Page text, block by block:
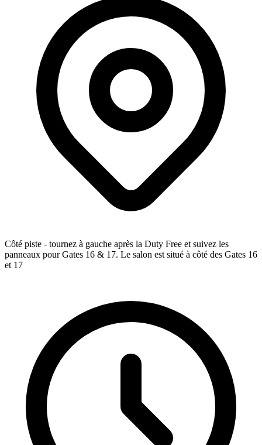
Côté piste - tournez à gauche après la Duty Free et suivez les
panneaux pour Gates 16 & 17. Le salon est situé à côté des Gates 16
et 17